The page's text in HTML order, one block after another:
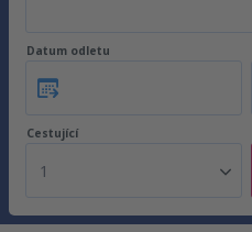
Datum odletu
Cestující
1